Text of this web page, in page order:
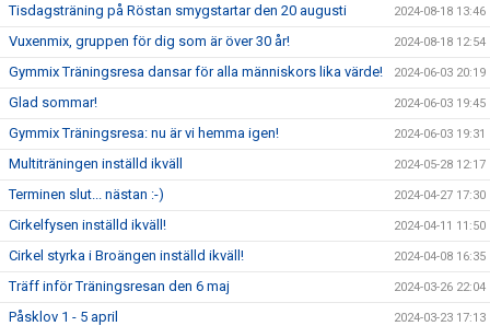
Tisdagsträning på Röstan smygstartar den 20 augusti 2024-08-18 13:46
Vuxenmix, gruppen för dig som är över 30 år! 2024-08-18 12:54
Gymmix Träningsresa dansar för alla människors lika värde! 2024-06-03 20:19
Glad sommar! 2024-06-03 19:45
Gymmix Träningsresa: nu är vi hemma igen! 2024-06-03 19:31
Multiträningen inställd ikväll 2024-05-28 12:17
Terminen slut... nästan :-) 2024-04-27 17:30
Cirkelfysen inställd ikväll! 2024-04-11 11:50
Cirkel styrka i Broängen inställd ikväll! 2024-04-08 16:35
Träff inför Träningsresan den 6 maj 2024-03-26 22:04
Påsklov 1 - 5 april 2024-03-23 17:13